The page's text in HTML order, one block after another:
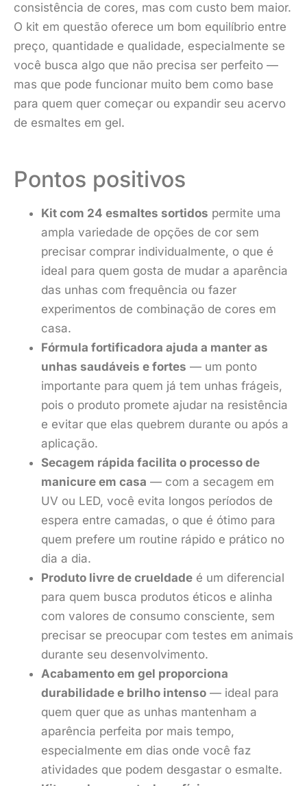
consistência de cores, mas com custo bem maior.
O kit em questão oferece um bom equilíbrio entre
preço, quantidade e qualidade, especialmente se
você busca algo que não precisa ser perfeito —
mas que pode funcionar muito bem como base
para quem quer começar ou expandir seu acervo
de esmaltes em gel.
Pontos positivos
Kit com 24 esmaltes sortidos permite uma
ampla variedade de opções de cor sem
precisar comprar individualmente, o que é
ideal para quem gosta de mudar a aparência
das unhas com frequência ou fazer
experimentos de combinação de cores em
casa.
Fórmula fortificadora ajuda a manter as
unhas saudáveis e fortes — um ponto
importante para quem já tem unhas frágeis,
pois o produto promete ajudar na resistência
e evitar que elas quebrem durante ou após a
aplicação.
Secagem rápida facilita o processo de
manicure em casa — com a secagem em
UV ou LED, você evita longos períodos de
espera entre camadas, o que é ótimo para
quem prefere um routine rápido e prático no
dia a dia.
Produto livre de crueldade é um diferencial
para quem busca produtos éticos e alinha
com valores de consumo consciente, sem
precisar se preocupar com testes em animais
durante seu desenvolvimento.
Acabamento em gel proporciona
durabilidade e brilho intenso — ideal para
quem quer que as unhas mantenham a
aparência perfeita por mais tempo,
especialmente em dias onde você faz
atividades que podem desgastar o esmalte.